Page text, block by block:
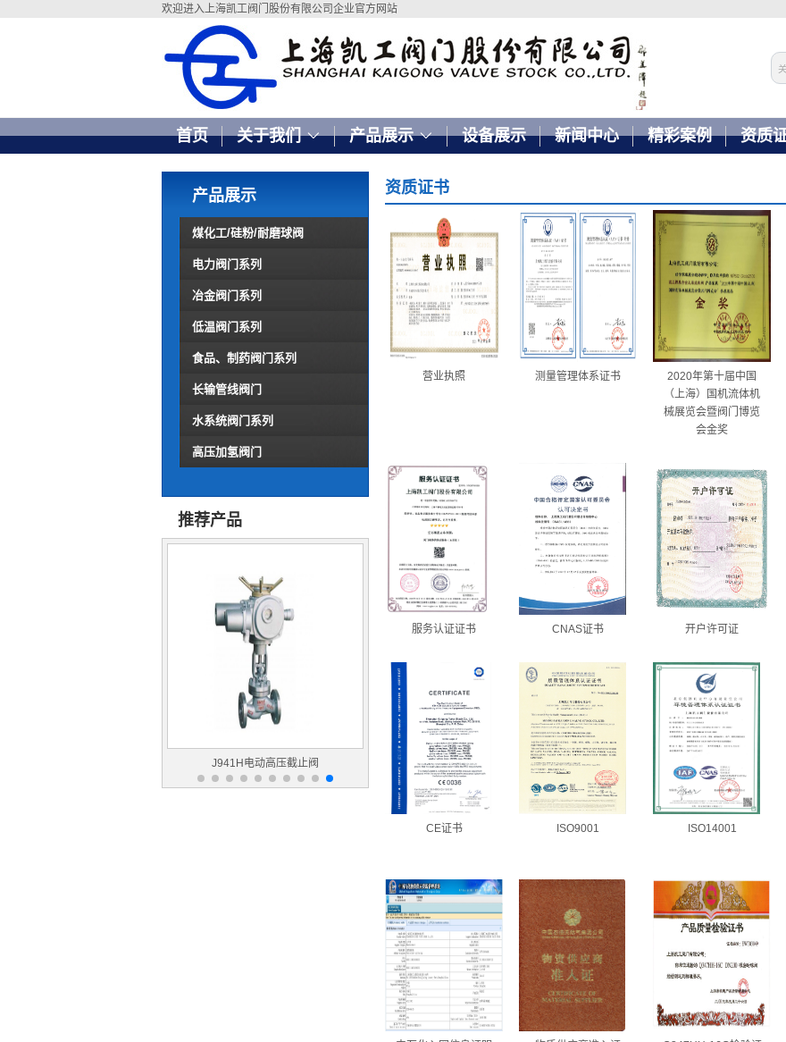
欢迎进入上海凯工阀门股份有限公司企业官方网站
首页 关于我们 产品展示 设备展示 新闻中心 精彩案例 资质
资质证书
营业执照 测量管理体系证书
2020年第十届中国
（上海）国机流体机
械展览会暨阀门博览
会金奖
服务认证证书 CNAS证书 开户许可证
CE证书 ISO9001 ISO14001
产品展示
煤化工/硅粉/耐磨球阀
电力阀门系列
冶金阀门系列
低温阀门系列
食品、制药阀门系列
长输管线阀门
水系统阀门系列
高压加氢阀门
推荐产品
J941H电动高压截止阀